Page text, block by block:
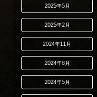
2025年5月
2025年2月
2024年11月
2024年8月
2024年5月